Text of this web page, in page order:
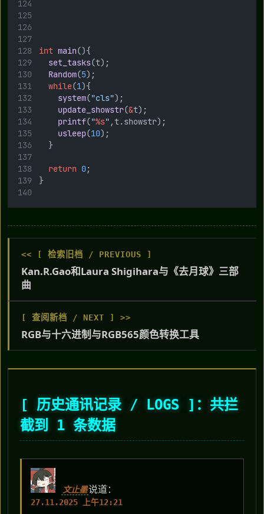
int main(){
set_tasks(t);
Random(5);
while(1){
system("cls");
update_showstr(&t);
printf("%s" ,t.showstr);
usleep(10);
	}
return 0;
}
<< [ 检索旧档 / PREVIOUS ]
Kan.R.Gao和Laura Shigihara与《去月球》三部
曲
[ 查阅新档 / NEXT ] >>
RGB与十六进制与RGB565颜色转换工具
[ 历史通讯记录 / LOGS ]：共拦
截到 1 条数据
文止墨说道：
27.11.2025 上午12:21